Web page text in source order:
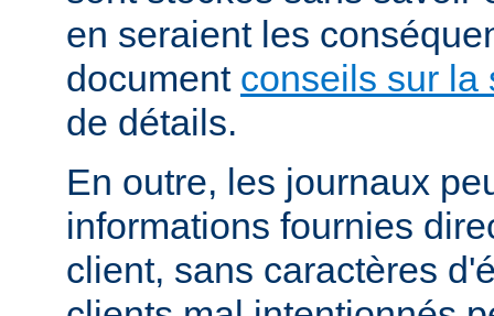
en seraient les
document conseils sur la
de détails.
En outre, les journaux
informations fournies
client, sans caractères